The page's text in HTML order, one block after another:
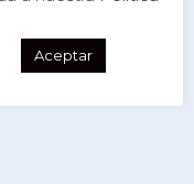
Aceptar